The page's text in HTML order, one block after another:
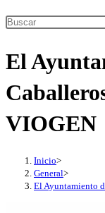
Buscar
esta
El
VIOGEN
Inicio>
General>
El Ayuntamiento